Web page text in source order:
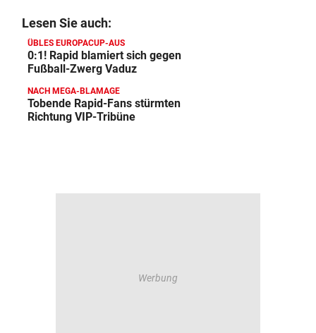
Lesen Sie auch:
ÜBLES EUROPACUP-AUS
0:1! Rapid blamiert sich gegen
Fußball-Zwerg Vaduz
NACH MEGA-BLAMAGE
Tobende Rapid-Fans stürmten
Richtung VIP-Tribüne